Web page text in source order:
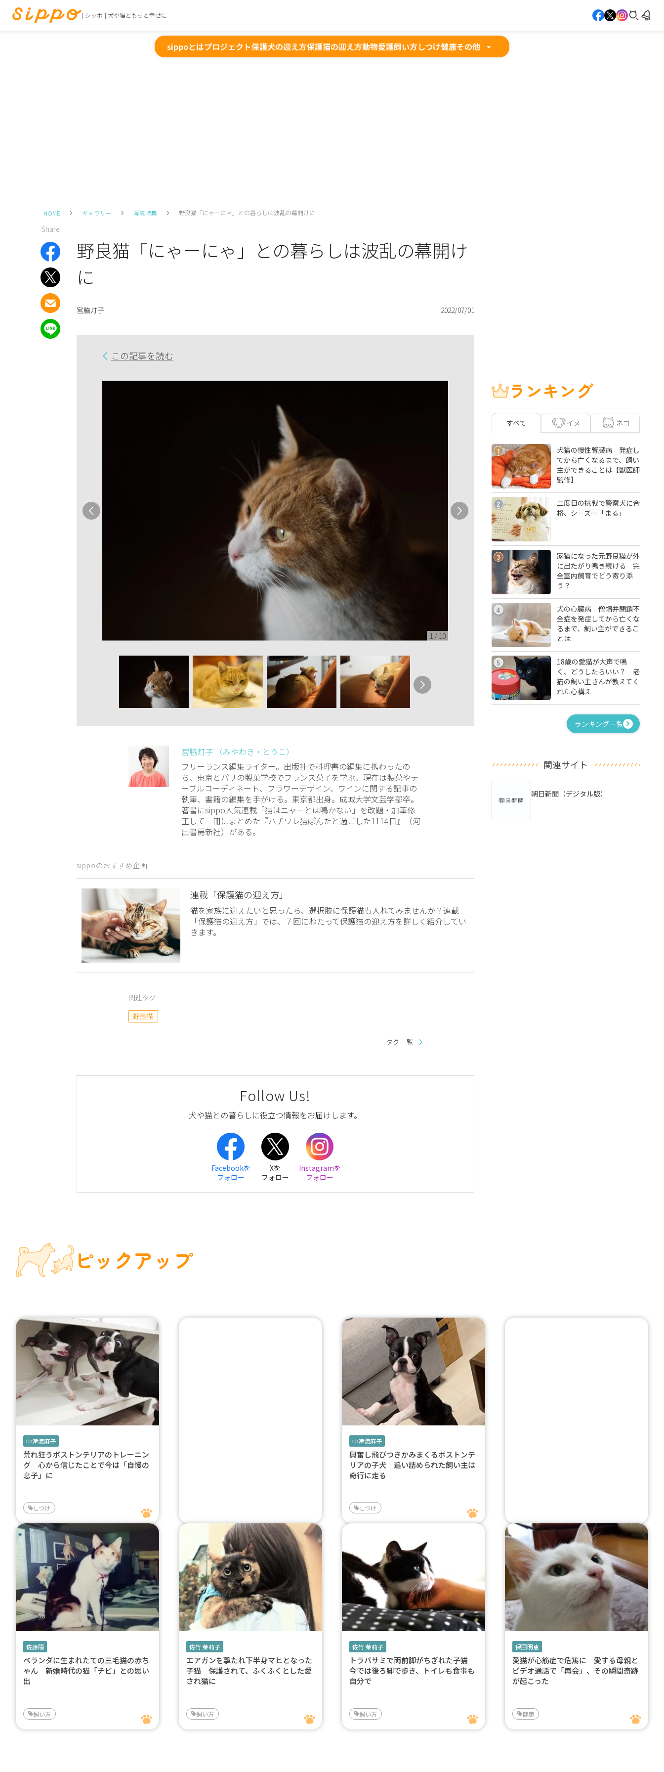
[ シッポ ] 犬や猫ともっと幸せに
sippoとはプロジェクト保護犬の迎え方保護猫の迎え方動物愛護飼い方しつけ健康その他
HOME ギャラリー 写真特集 野良猫「にゃーにゃ」との暮らしは波乱の幕開けに
Share
野良猫「にゃーにゃ」との暮らしは波乱の幕開け
に
宮脇灯子 2022/07/01
この記事を読む
1 / 10
宮脇灯子 （みやわき・とうこ）
フリーランス編集ライター。出版社で料理書の編集に携わったの
ち、東京とパリの製菓学校でフランス菓子を学ぶ。現在は製菓やテ
ーブルコーディネート、フラワーデザイン、ワインに関する記事の
執筆、書籍の編集を手がける。東京都出身。成城大学文芸学部卒。
著書にsippo人気連載「猫はニャーとは鳴かない」を改題・加筆修
正して一冊にまとめた『ハチワレ猫ぽんたと過ごした1114日』（河
出書房新社）がある。
sippoのおすすめ企画
連載「保護猫の迎え方」
猫を家族に迎えたいと思ったら、選択肢に保護猫も入れてみませんか？連載
「保護猫の迎え方」では、７回にわたって保護猫の迎え方を詳しく紹介してい
きます。
関連タグ
野良猫
タグ一覧
Follow Us!
犬や猫との暮らしに役立つ情報をお届けします。
Facebookを
フォロー
Xを
フォロー
Instagramを
フォロー
ランキング
すべて イヌ ネコ
1
犬猫の慢性腎臓病 発症し
てから亡くなるまで、飼い
主ができることは【獣医師
監修】
2
二度目の挑戦で警察犬に合
格、シーズー「まる」
3
家猫になった元野良猫が外
に出たがり鳴き続ける 完
全室内飼育でどう寄り添
う？
4
犬の心臓病 僧帽弁閉鎖不
全症を発症してから亡くな
るまで、飼い主ができるこ
とは
5
18歳の愛猫が大声で鳴
く、どうしたらいい？ 老
猫の飼い主さんが教えてく
れた心構え
ランキング一覧
関連サイト
朝日新聞（デジタル版）
ピックアップ
中津海麻子
荒れ狂うボストンテリアのトレーニン
グ 心から信じたことで今は「自慢の
息子」に
しつけ
中津海麻子
興奮し飛びつきかみまくるボストンテ
リアの子犬 追い詰められた飼い主は
奇行に走る
しつけ
佐藤陽
ベランダに生まれたての三毛猫の赤ち
ゃん 新婚時代の猫「チビ」との思い
出
飼い方
佐竹 茉莉子
エアガンを撃たれ下半身マヒとなった
子猫 保護されて、ふくふくとした愛
され猫に
飼い方
佐竹 茉莉子
トラバサミで両前脚がちぎれた子猫
今では後ろ脚で歩き、トイレも食事も
自分で
飼い方
保田明恵
愛猫が心筋症で危篤に 愛する母親と
ビデオ通話で「再会」、その瞬間奇跡
が起こった
健康